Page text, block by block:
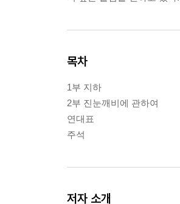
목차
1부 지하
2부 진눈깨비에 관하여
연대표
주석
저자 소개